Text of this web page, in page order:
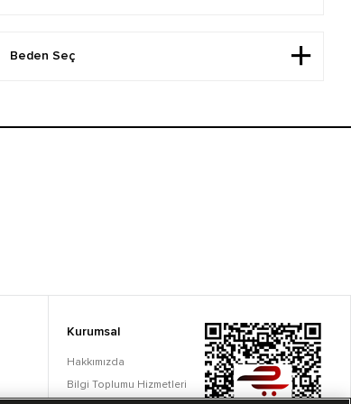
Kurumsal
Hakkımızda
Bilgi Toplumu Hizmetleri